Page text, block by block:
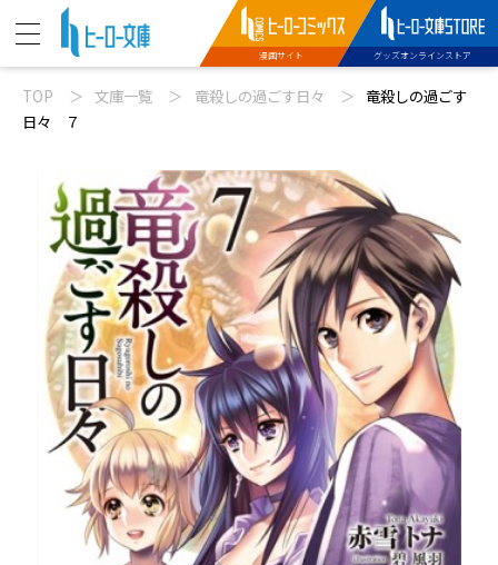
ニュース
動画
文庫新刊
コミックス配信
特設サイト
漫画サイト グッズオンラインストア
TOP 文庫一覧 竜殺しの過ごす日々
竜殺しの過ごす
日々 ７